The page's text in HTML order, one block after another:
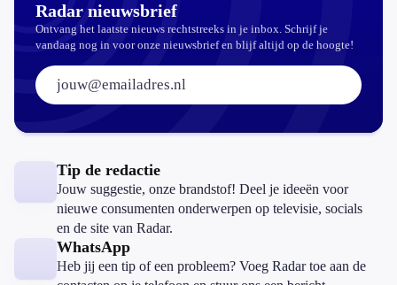
Radar nieuwsbrief
Ontvang het laatste nieuws rechtstreeks in je inbox. Schrijf je
vandaag nog in voor onze nieuwsbrief en blijf altijd op de hoogte!
E-mailadres:
Tip de redactie
Jouw suggestie, onze brandstof! Deel je ideeën voor
nieuwe consumenten onderwerpen op televisie, socials
en de site van Radar.
WhatsApp
Heb jij een tip of een probleem? Voeg Radar toe aan de